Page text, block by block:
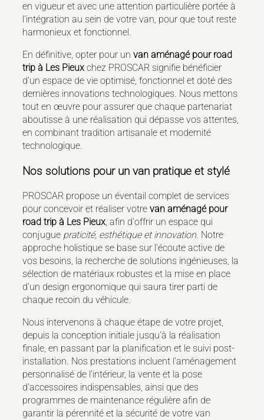
en vigueur et avec une attention particulière portée à
l'intégration au sein de votre van, pour que tout reste
harmonieux et fonctionnel.
En définitive, opter pour unvan aménagé pour road
trip à Les Pieux chez PROSCAR signifie bénéficier
d'un espace de vie optimisé, fonctionnel et doté des
dernières innovations technologiques. Nous mettons
tout en œuvre pour assurer que chaque partenariat
aboutisse à une réalisation qui dépasse vos attentes,
en combinant tradition artisanale et modernité
technologique.
Nos solutions pour un van pratique et stylé
PROSCAR propose un éventail complet de services
pour concevoir et réaliser votrevan aménagé pour
road trip à Les Pieux, afin d'offrir un espace qui
conjugue praticité, esthétique et innovation. Notre
approche holistique se base sur l'écoute active de
vos besoins, la recherche de solutions ingénieuses, la
sélection de matériaux robustes et la mise en place
d'un design ergonomique qui saura tirer parti de
chaque recoin du véhicule.
Nous intervenons à chaque étape de votre projet,
depuis la conception initiale jusqu'à la réalisation
finale, en passant par la planification et le suivi post-
installation. Nos prestations incluent l'aménagement
personnalisé de l'intérieur, la vente et la pose
d'accessoires indispensables, ainsi que des
programmes de maintenance régulière afin de
garantir la pérennité et la sécurité de votre van